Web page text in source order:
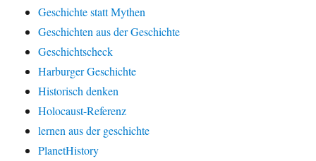
Geschichte statt Mythen
Geschichten aus der Geschichte
Geschichtscheck
Harburger Geschichte
Historisch denken
Holocaust-Referenz
lernen aus der geschichte
PlanetHistory